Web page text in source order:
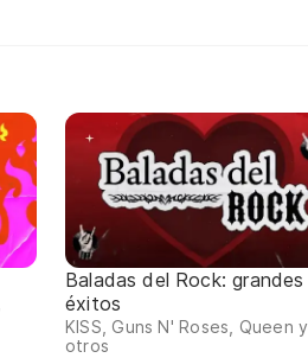
Baladas del Rock: grandes
éxitos
KISS, Guns N' Roses, Queen y
otros